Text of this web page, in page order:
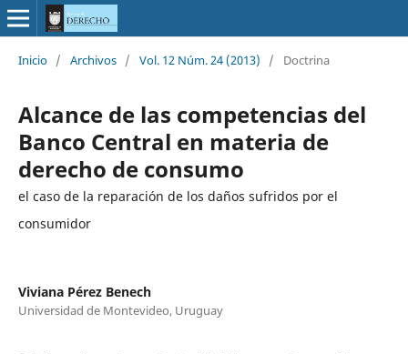
Inicio / Archivos / Vol. 12 Núm. 24 (2013) / Doctrina
Alcance de las competencias del
Banco Central en materia de
derecho de consumo
el caso de la reparación de los daños sufridos por el
consumidor
Viviana Pérez Benech
Universidad de Montevideo, Uruguay